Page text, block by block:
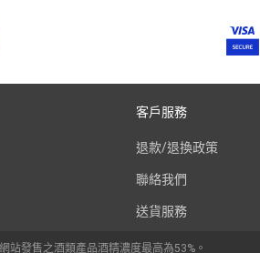
客戶服務
退款/退換政策
聯絡我們
送貨服務
站發售之酒類產品酒精濃度最高為53%。